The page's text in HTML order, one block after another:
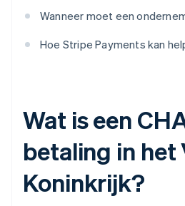
Wanneer moet een
Hoe Stripe Payments kan
Wat is een
betaling in het
Koninkrijk?